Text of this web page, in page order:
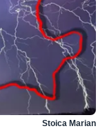
Stoica Marian